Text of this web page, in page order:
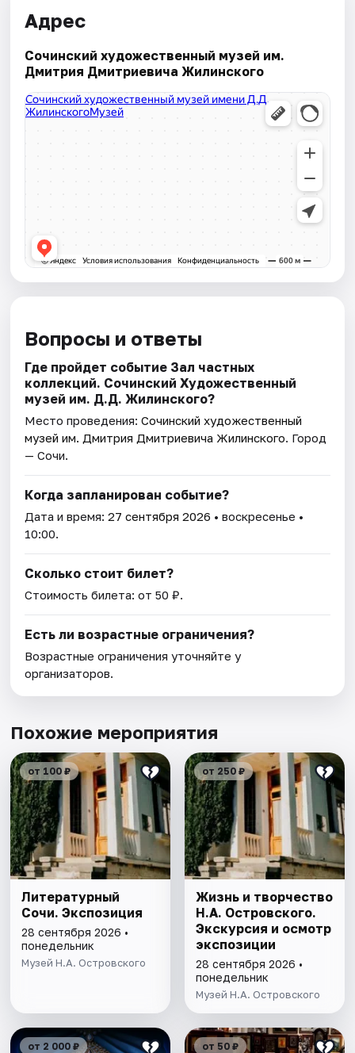
Адрес
Сочинский художественный музей им.
Дмитрия Дмитриевича Жилинского
Вопросы и ответы
Где пройдет событие Зал частных
коллекций. Сочинский Художественный
музей им. Д.Д. Жилинского?
Место проведения:Сочинский художественный
музей им. Дмитрия Дмитриевича Жилинского. Город
— Сочи.
Когда запланирован событие?
Дата и время:27 сентября 2026 • воскресенье •
10:00.
Сколько стоит билет?
Стоимость билета: от 50 ₽.
Есть ли возрастные ограничения?
Возрастные ограничения уточняйте у
организаторов.
Похожие мероприятия
от 100 ₽
Литературный
Сочи. Экспозиция
28 сентября 2026 •
понедельник
Музей Н.А. Островского
от 250 ₽
Жизнь и творчество
Н.А. Островского.
Экскурсия и осмотр
экспозиции
28 сентября 2026 •
понедельник
Музей Н.А. Островского
от 2 000 ₽ от 50 ₽